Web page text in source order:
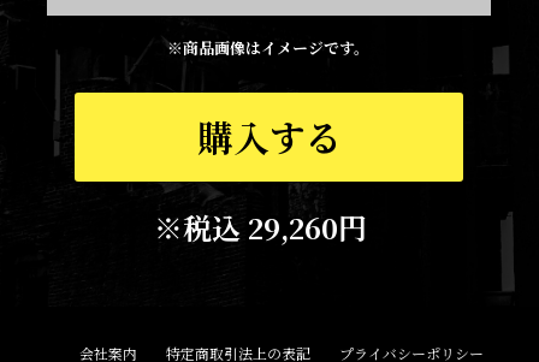
購入する
※税込 29,260円
※商品画像はイメージです。
会社案内 特定商取引法上の表記 プライバシーポリシー